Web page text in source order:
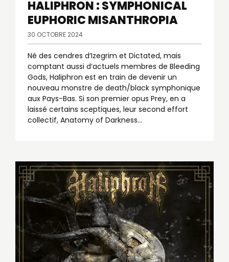
HALIPHRON : SYMPHONICAL
EUPHORIC MISANTHROPIA
30 OCTOBRE 2024
Né des cendres d’Izegrim et Dictated, mais
comptant aussi d’actuels membres de Bleeding
Gods, Haliphron est en train de devenir un
nouveau monstre de death/black symphonique
aux Pays-Bas. Si son premier opus Prey, en a
laissé certains sceptiques, leur second effort
collectif, Anatomy of Darkness...